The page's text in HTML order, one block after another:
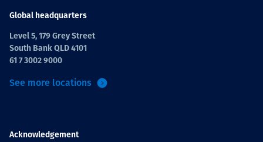
Global headquarters
Level 5, 179 Grey Street
South Bank QLD 4101
61 7 3002 9000
See more locations
Acknowledgement